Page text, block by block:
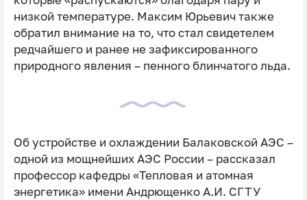
низкой температуре. Максим Юрьевич также
обратил внимание на то, что стал свидетелем
редчайшего и ранее не зафиксированного
природного явления – пенного блинчатого льда.
Об устройстве и охлаждении Балаковской АЭС –
одной из мощнейших АЭС России – рассказал
профессор кафедры «Тепловая и атомная
энергетика» имени Андрющенко А.И. СГТУ